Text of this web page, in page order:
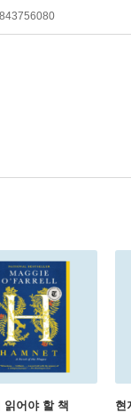
어야 할 책 현